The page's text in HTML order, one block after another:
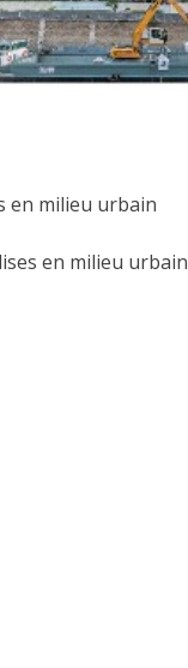
en milieu urbain
en milieu urbain